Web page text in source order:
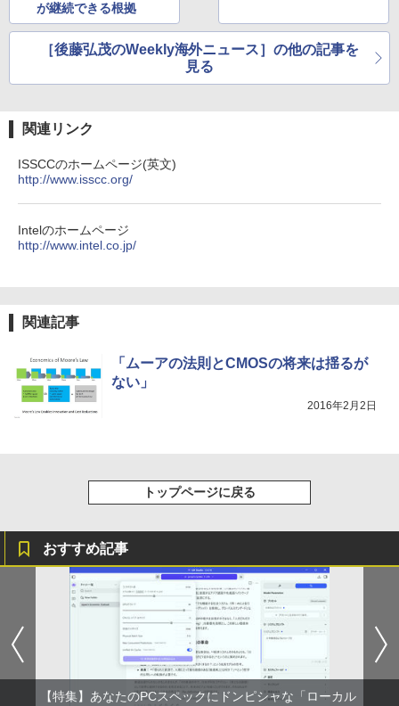
【中古ゲーミングPC】ドスパラ GALLE
RIA RT5 / GeForce GTX 1660 / Ryzen 5
2600 / 16GB / M.2 SSD 256GB + HDD 1
アイリスオーヤマ △ポータブルモニター
15.6インチ DP-EF164S-B ブラック
5
￥22,000
￥1,964
Xiaomi シャオミ REDMI Buds 8 Lite ワイヤ
レスイヤホン Bluetooth 5.4 ノイズキャンセ
On My Road (Stadium ver.)
￥250
【Amazon.co.jp限定】 伊藤園 磨かれて、澄
みきった日本の水 2L 8本 ラベルレス [ ケース
] [ 水 ] [ ペットボトル ] [ 箱買い ] [ ストック
] [ 水分補給 ]
スーパーの裏でヤニ吸うふたり 9巻 (デジタル
版ビッグガンガンコミックス)
￥810
が継続できる根拠
［後藤弘茂のWeekly海外ニュース］の他の記事を
見る
関連リンク
ISSCCのホームページ(英文)
http://www.isscc.org/
Intelのホームページ
http://www.intel.co.jp/
関連記事
「ムーアの法則とCMOSの将来は揺るが
ない」
2016年2月2日
トップページに戻る
おすすめ記事
【特集】あなたのPCスペックにドンピシャな「ローカル